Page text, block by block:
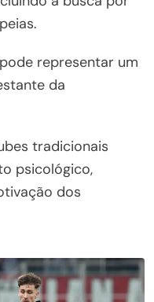
representar um
da
tradicionais
psicológico,
dos